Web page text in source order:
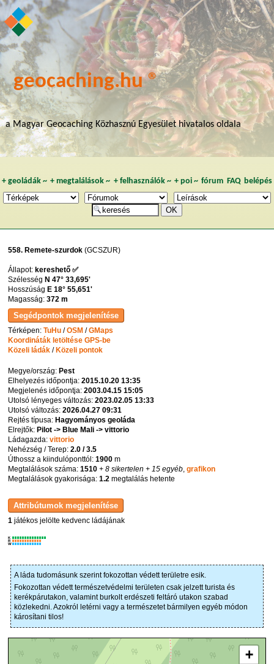
geocaching.hu ®
a Magyar Geocaching Közhasznú Egyesület hivatalos oldala
+ geoládák~ +megtalálások ~ + felhasználók~ + poi~ fórum FAQ belépés
558. Remete-szurdok (GCSZUR)
Állapot: kereshető ✅
Szélesség N 47° 33,695'
Hosszúság E 18° 55,651'
Magasság:372 m
Térképen:TuHu /OSM /GMaps
Koordináták letöltése GPS-be
Közeli ládák / Közeli pontok
Megye/ország: Pest
Elhelyezés időpontja:2015.10.20 13:35
Megjelenés időpontja:2003.04.15 15:05
Utolsó lényeges változás:2023.02.05 13:33
Utolsó változás:2026.04.27 09:31
Rejtés típusa: Hagyományos geoláda
Elrejtők: Pilot -> Blue Mali -> vittorio
Ládagazda:vittorio
Nehézség / Terep:2.0 / 3.5
Úthossz a kiindulóponttól:1900 m
Megtalálások száma:1510 + 8 sikertelen + 15 egyéb,grafikon
Megtalálások gyakorisága:1.2 megtalálás hetente
1 játékos jelölte kedvenc ládájának
K
R
W
A láda tudomásunk szerint fokozottan védett területre esik.
Fokozottan védett természetvédelmi területen csak jelzett turista és
kerékpárutakon, valamint burkolt erdészeti feltáró utakon szabad
közlekedni. Azokról letérni vagy a természetet bármilyen egyéb módon
károsítani tilos!
+